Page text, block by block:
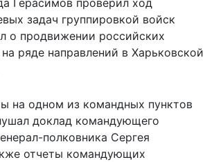
задач группировкой войск
о продвижении российских
ряде направлений в Харьковской
на одном из командных пунктов
доклад командующего
полковника Сергея
отчеты командующих